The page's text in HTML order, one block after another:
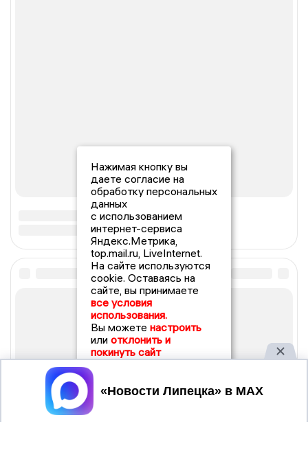
Нажимая кнопку вы
даете согласие на
обработку персональных
данных
с использованием
интернет-сервиса
Яндекс.Метрика,
top.mail.ru, LiveInternet.
На сайте используются
cookie. Оставаясь на
сайте, вы принимаете
все условия
использования.
Вы можете настроить
или отклонить и
покинуть сайт
Принять